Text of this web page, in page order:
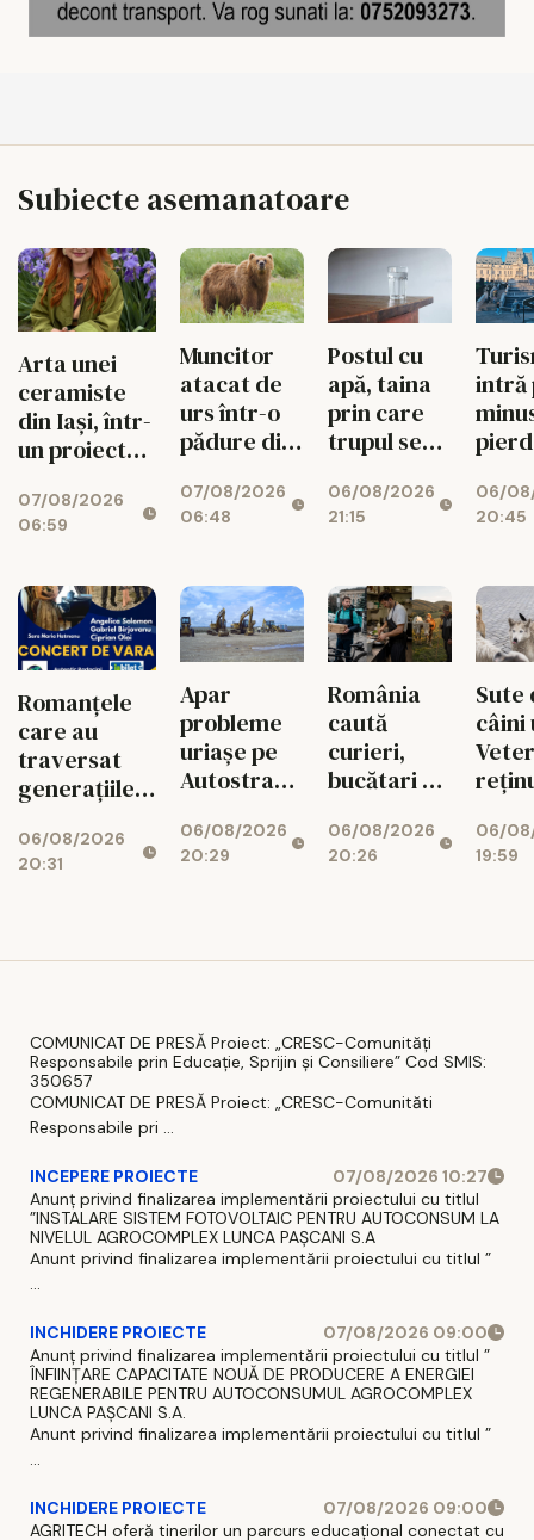
Subiecte asemanatoare
Arta unei
ceramiste
din Iași, într-
un proiect
de lux
07/08/2026
06:59
Muncitor
atacat de
urs într-o
pădure din
Colegii l-au
salvat
07/08/2026
06:48
Postul cu
apă, taina
prin care
trupul se
06/08/2026
21:15
intră
2026
06/
20:45
Romanțele
care au
traversat
generațiile
06/08/2026
20:31
Apar
probleme
uriașe pe
Autostrada
Finanțarea
SAFE, în
06/08/2026
20:29
România
caută
curieri,
bucătari și
06/08/2026
20:26
Sute
câini
06/
19:59
COMUNICAT DE PRESĂ Proiect: „CRESC-Comunități
Responsabile prin Educație, Sprijin și Consiliere” Cod SMIS:
350657
COMUNICAT DE PRESĂ Proiect: „CRESC-Comunităti
Responsabile pri ...
INCEPERE PROIECTE
07/08/2026 10:27
Anunț privind finalizarea implementării proiectului cu titlul
”INSTALARE SISTEM FOTOVOLTAIC PENTRU AUTOCONSUM LA
NIVELUL AGROCOMPLEX LUNCA PAȘCANI S.A
Anunt privind finalizarea implementării proiectului cu titlul ”
...
INCHIDERE PROIECTE
07/08/2026 09:00
Anunț privind finalizarea implementării proiectului cu titlul ”
ÎNFIINȚARE CAPACITATE NOUĂ DE PRODUCERE A ENERGIEI
REGENERABILE PENTRU AUTOCONSUMUL AGROCOMPLEX
LUNCA PAȘCANI S.A.
Anunt privind finalizarea implementării proiectului cu titlul ”
...
INCHIDERE PROIECTE
07/08/2026 09:00
AGRITECH oferă tinerilor un parcurs educațional conectat cu